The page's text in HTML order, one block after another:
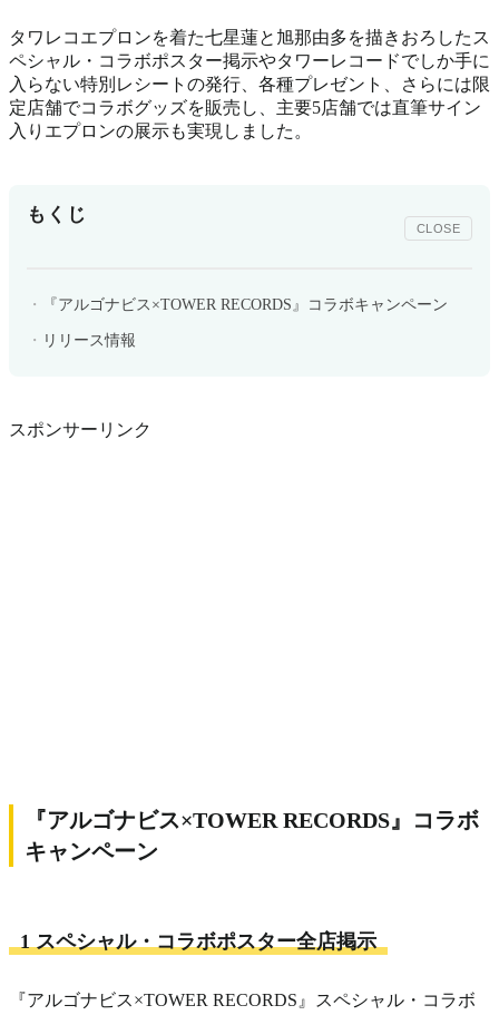
タワレコエプロンを着た七星蓮と旭那由多を描きおろしたス
ペシャル・コラボポスター掲示やタワーレコードでしか手に
入らない特別レシートの発行、各種プレゼント、さらには限
定店舗でコラボグッズを販売し、主要5店舗では直筆サイン
入りエプロンの展示も実現しました。
もくじ
CLOSE
『アルゴナビス×TOWER RECORDS』コラボキャンペーン
リリース情報
スポンサーリンク
『アルゴナビス×TOWER RECORDS』コラボ
キャンペーン
1 スペシャル・コラボポスター全店掲示
『アルゴナビス×TOWER RECORDS』スペシャル・コラボ